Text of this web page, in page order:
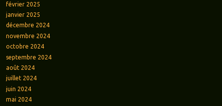
février 2025
janvier 2025
décembre 2024
novembre 2024
octobre 2024
septembre 2024
août 2024
juillet 2024
juin 2024
mai 2024